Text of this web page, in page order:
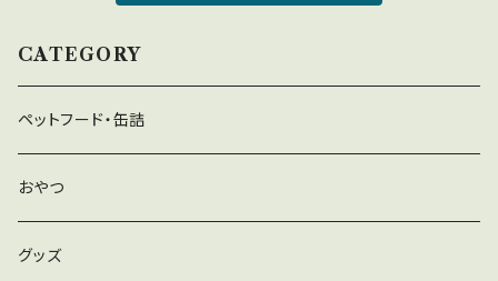
CATEGORY
ペットフード・缶詰
おやつ
グッズ